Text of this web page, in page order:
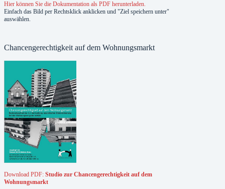
Hier können Sie die Dokumentation als PDF herunterladen.
Einfach das Bild per Rechtsklick anklicken und "Ziel speichern unter"
auswählen.
Chancengerechtigkeit auf dem Wohnungsmarkt
Download PDF: Studio zur Chancengerechtigkeit auf dem
Wohnungsmarkt